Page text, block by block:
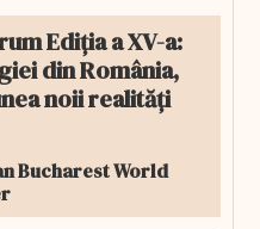
Ediția a XV-a:
din România,
noii realități
Bucharest World